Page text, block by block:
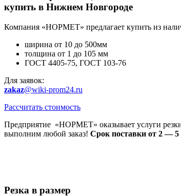
купить в Нижнем Новгороде
Компания «НОРМЕТ» предлагает купить из
ширина от 10 до 500мм
толщина от 1 до 105 мм
ГОСТ 4405-75, ГОСТ 103-76
Для заявок:
zakaz@wiki-prom24.ru
Рассчитать стоимость
Предприятие «НОРМЕТ» оказывает услуги резки
выполним любой заказ! Срок поставки от 2 — 5
Резка в размер